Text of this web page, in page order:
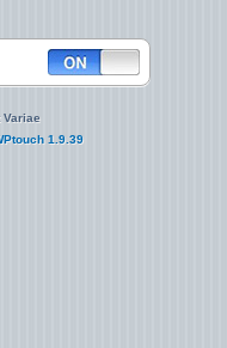
Variae
1.9.39